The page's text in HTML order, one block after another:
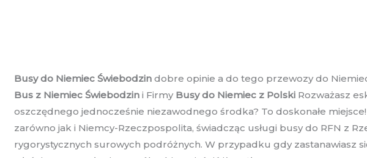
Busy do Niemiec Świebodzin dobre opinie a do tego przewozy do
Bus z Niemiec Świebodzin i Firmy Busy do Niemiec z Polski Rozważasz
oszczędnego jednocześnie niezawodnego środka? To doskonałe
zarówno jak i Niemcy-Rzeczpospolita, świadcząc usługi busy do RFN z
rygorystycznych surowych podróżnych. W przypadku gdy zastanawiasz